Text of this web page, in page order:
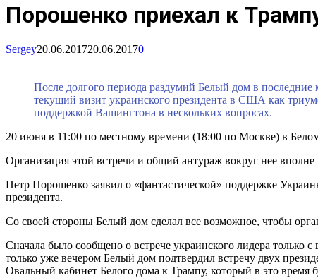
Порошенко приехал к
Sergey20.06.201720.06.20170
После долгого периода раздумий Белый дом в
текущий визит украинского президента в США как
поддержкой Вашингтона в нескольких вопросах.
20 июня в 11:00 по местному времени (18:00 по Москве) в
Организация этой встречи и общий антураж вокруг нее
Петр Порошенко заявил о «фантастической» поддержке
президента.
Со своей стороны Белый дом сделал все возможное, чтобы
Сначала было сообщено о встрече украинского лидера
только уже вечером Белый дом подтвердил встречу двух
Овальный кабинет Белого дома к Трампу, который в это